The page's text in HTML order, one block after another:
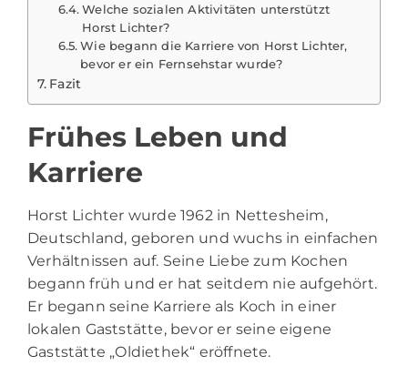
Welche sozialen Aktivitäten unterstützt
Horst Lichter?
Wie begann die Karriere von Horst Lichter,
bevor er ein Fernsehstar wurde?
Fazit
Frühes Leben und
Karriere
Horst Lichter wurde 1962 in Nettesheim,
Deutschland, geboren und wuchs in einfachen
Verhältnissen auf. Seine Liebe zum Kochen
begann früh und er hat seitdem nie aufgehört.
Er begann seine Karriere als Koch in einer
lokalen Gaststätte, bevor er seine eigene
Gaststätte „Oldiethek“ eröffnete.